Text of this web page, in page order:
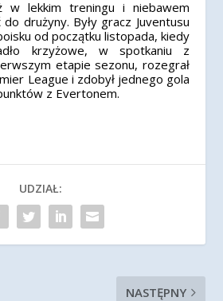
w lekkim treningu i niebawem
do drużyny. Były gracz Juventusu
od początku listopada, kiedy
krzyżowe, w spotkaniu z
etapie sezonu, rozegrał
League i zdobył jednego gola
z Evertonem.
UDZIAŁ:
NASTĘPNY